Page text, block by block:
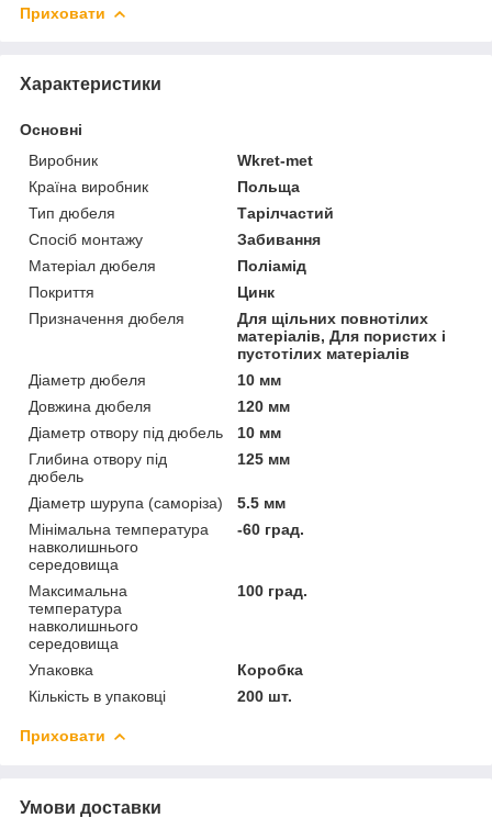
Приховати
Характеристики
Основні
Виробник
Wkret-met
Країна виробник
Польща
Тип дюбеля
Тарілчастий
Спосіб монтажу
Забивання
Матеріал дюбеля
Поліамід
Покриття
Цинк
Призначення дюбеля
Для щільних повнотілих
матеріалів, Для пористих і
пустотілих матеріалів
Діаметр дюбеля
10 мм
Довжина дюбеля
120 мм
Діаметр отвору під дюбель
10 мм
Глибина отвору під
дюбель
125 мм
Діаметр шурупа (саморіза)
5.5 мм
Мінімальна температура
навколишнього
середовища
-60 град.
Максимальна
температура
навколишнього
середовища
100 град.
Упаковка
Коробка
Кількість в упаковці
200 шт.
Приховати
Умови доставки